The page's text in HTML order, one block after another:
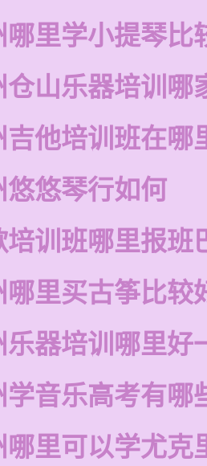
哪里学小提琴比
仓山乐器培训哪
吉他培训班在哪
悠悠琴行如何
培训班哪里报班
哪里买古筝比较
乐器培训哪里好
学音乐高考有哪
哪里可以学尤克